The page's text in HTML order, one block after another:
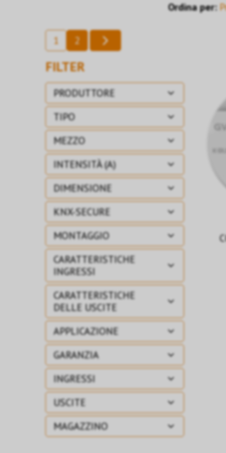
Ordina per:
1 2
FILTER
PRODUTTORE
TIPO
MEZZO
INTENSITÀ (A)
DIMENSIONE
KNX-SECURE
MONTAGGIO
CARATTERISTICHE
INGRESSI
CARATTERISTICHE
DELLE USCITE
APPLICAZIONE
GARANZIA
INGRESSI
USCITE
MAGAZZINO